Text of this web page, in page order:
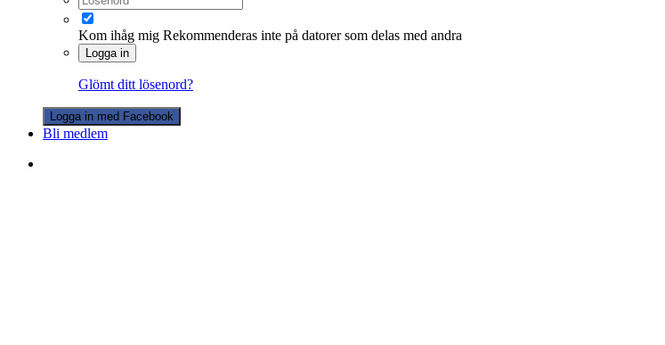
Kom ihåg mig Rekommenderas inte på datorer som delas med andra
Logga in
Glömt ditt lösenord?
Logga in med Facebook
Bli medlem